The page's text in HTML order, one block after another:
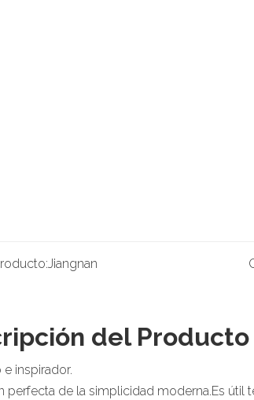
Jiangnan
del Producto
inspirador.
de la simplicidad moderna.Es